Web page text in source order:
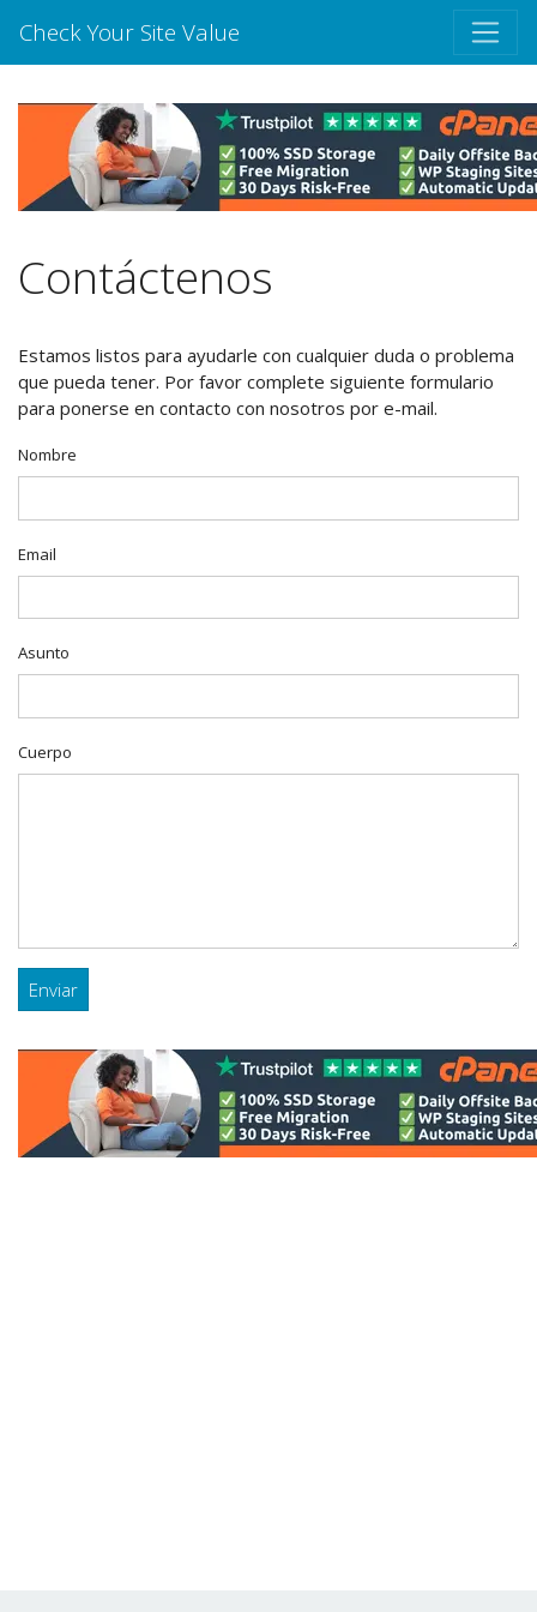
Check Your Site Value
Contáctenos
Estamos listos para ayudarle con cualquier duda o problema
que pueda tener. Por favor complete siguiente formulario
para ponerse en contacto con nosotros por e-mail.
Nombre
Email
Asunto
Cuerpo